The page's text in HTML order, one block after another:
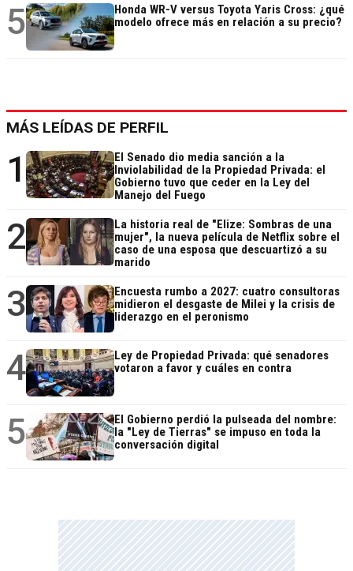
5
Honda WR-V versus Toyota Yaris Cross: ¿qué
modelo ofrece más en relación a su precio?
MÁS LEÍDAS DE PERFIL
1
El Senado dio media sanción a la
Inviolabilidad de la Propiedad Privada: el
Gobierno tuvo que ceder en la Ley del
Manejo del Fuego
2
La historia real de "Elize: Sombras de una
mujer", la nueva película de Netflix sobre el
caso de una esposa que descuartizó a su
marido
3
Encuesta rumbo a 2027: cuatro consultoras
midieron el desgaste de Milei y la crisis de
liderazgo en el peronismo
4
Ley de Propiedad Privada: qué senadores
votaron a favor y cuáles en contra
5
El Gobierno perdió la pulseada del nombre:
la "Ley de Tierras" se impuso en toda la
conversación digital